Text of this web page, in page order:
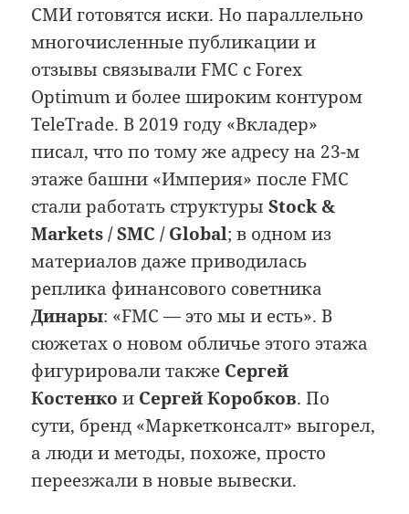
СМИ готовятся иски. Но параллельно
многочисленные публикации и
отзывы связывали FMC с Forex
Optimum и более широким контуром
TeleTrade. В 2019 году «Вкладер»
писал, что по тому же адресу на 23-м
этаже башни «Империя» после FMC
стали работать структурыStock &
Markets / SMC / Global; в одном из
материалов даже приводилась
реплика финансового советника
Динары: «FMC — это мы и есть». В
сюжетах о новом обличье этого этажа
фигурировали также Сергей
Костенко и Сергей Коробков. По
сути, бренд «Маркетконсалт» выгорел,
а люди и методы, похоже, просто
переезжали в новые вывески.